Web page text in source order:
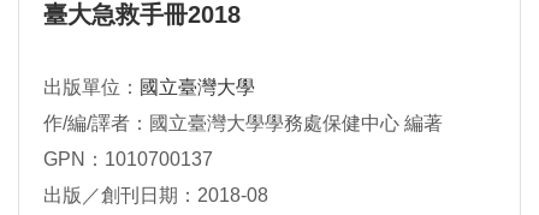
臺大急救手冊2018
出版單位： 國立臺灣大學
作/編/譯者：國立臺灣大學學務處保健中心 編著
GPN：1010700137
出版／創刊日期：2018-08